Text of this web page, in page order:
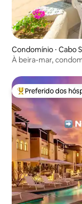
Condomínio ⋅ Cabo
À beira-mar,
Entre os melhores
Preferido dos